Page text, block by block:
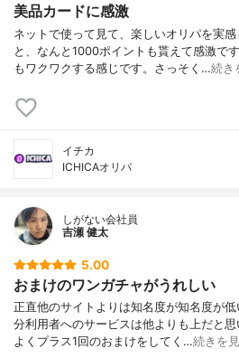
美品カードに感激
ネットで使って見て、楽しいオリパを実
と、なんと1000ポイントも貰えて感激で
もワクワクする感じです。さっそく…続き
イチカ
ICHICAオリパ
しがない会社員
吉瀬 健太
5.00
おまけのワンガチャがうれしい
正直他のサイトよりは知名度が知名度が低
分利用者へのサービスは他よりも上だと思
よくプラス1回のおまけをしてく…続きを